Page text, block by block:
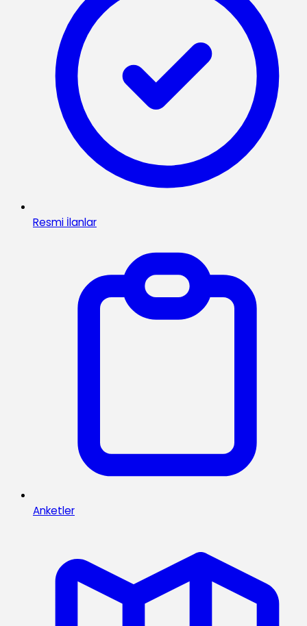
Resmi İlanlar
Anketler